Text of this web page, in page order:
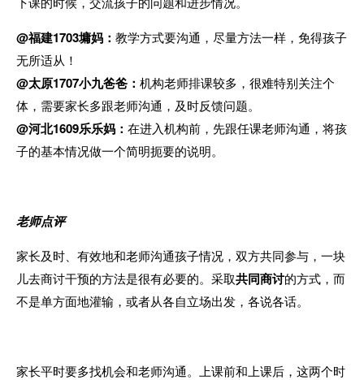
@福建1703墉妈： 教学方式要沟通，尽量方法一样，免得孩子
无所适从！
@太原1707小九爸爸： 机构老师排课较多，很难特别关注个
体，需要家长多跟老师沟通，及时反馈问题。
@河北1609乐乐妈： 在进入机构前，先跟任课老师沟通，将孩
子的基本情况做一个简明扼要的说明。
老师点评
家长及时、有效地和老师沟通孩子情况，双方共同参与，一块
儿去商讨干预的方法是很有必要的。采取共同商讨的方式，而
不是单方面地灌输，或者从各自立场出发，各说各话。
家长平时要多找机会和老师沟通。上课前和上课后，这两个时